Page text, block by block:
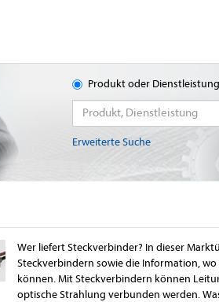
Produkt oder
Erweiterte Suche
Wer liefert Steckverbinder? In dieser
Steckverbindern sowie die Information,
können. Mit Steckverbindern können
optische Strahlung verbunden werden.